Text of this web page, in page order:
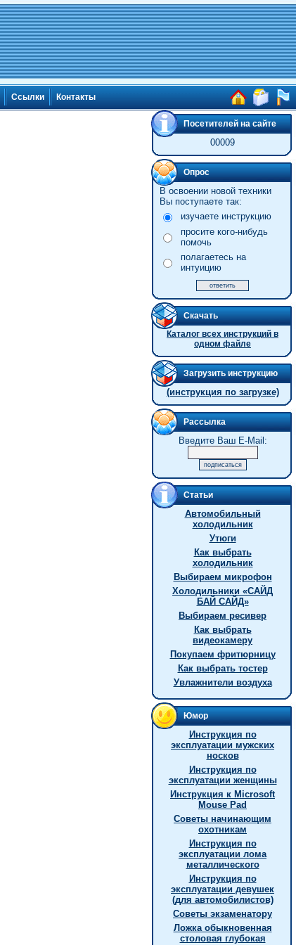
Ссылки Контакты
Посетителей на сайте
00009
Опрос
В освоении новой техники
Вы поступаете так:
изучаете инструкцию
просите кого-нибудь
помочь
полагаетесь на
интуицию
Скачать
Каталог всех инструкций в
одном файле
Загрузить инструкцию
(инструкция по загрузке)
Рассылка
Введите Ваш E-Mail:
Статьи
Автомобильный
холодильник
Утюги
Как выбрать
холодильник
Выбираем микрофон
Холодильники «САЙД
БАЙ САЙД»
Выбираем ресивер
Как выбрать
видеокамеру
Покупаем фритюрницу
Как выбрать тостер
Увлажнители воздуха
Юмор
Инструкция по
эксплуатации мужских
носков
Инструкция по
эксплуатации женщины
Инструкция к Microsoft
Mouse Pad
Советы начинающим
охотникам
Инструкция по
эксплуатации лома
металлического
Инструкция по
эксплуатации девушек
(для автомобилистов)
Советы экзаменатору
Ложка обыкновенная
столовая глубокая